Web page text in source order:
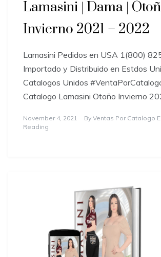
Lamasini | Dama |
Invierno 2021 – 2022
Lamasini Pedidos en USA 1(800)
Importado y Distribuido en Estdos
Catalogos Unidos
Catalogo Lamasini Otoño Invierno
November 4, 2021 By Ventas Por Catalogo
Reading